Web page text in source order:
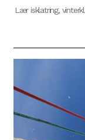
Lær isklatring,